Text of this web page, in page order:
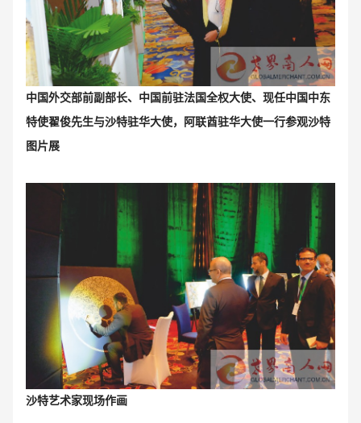
中国外交部前副部长、中国前驻法国全权大使、现任中国中东
特使翟俊先生与沙特驻华大使，阿联酋驻华大使一行参观沙特
图片展
沙特艺术家现场作画